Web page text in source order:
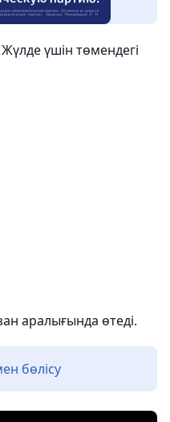
үшін төмендегі
аралығында өтеді.
бөлісу